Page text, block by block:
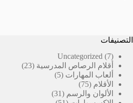
التصنيفات
Uncategorized
7
7
منتجات
أقلام الرصاص المدرسية 23
23
ألعاب المهارات 5
5
الأقلام 75
75
منتج
الألوان والرسم 31
31